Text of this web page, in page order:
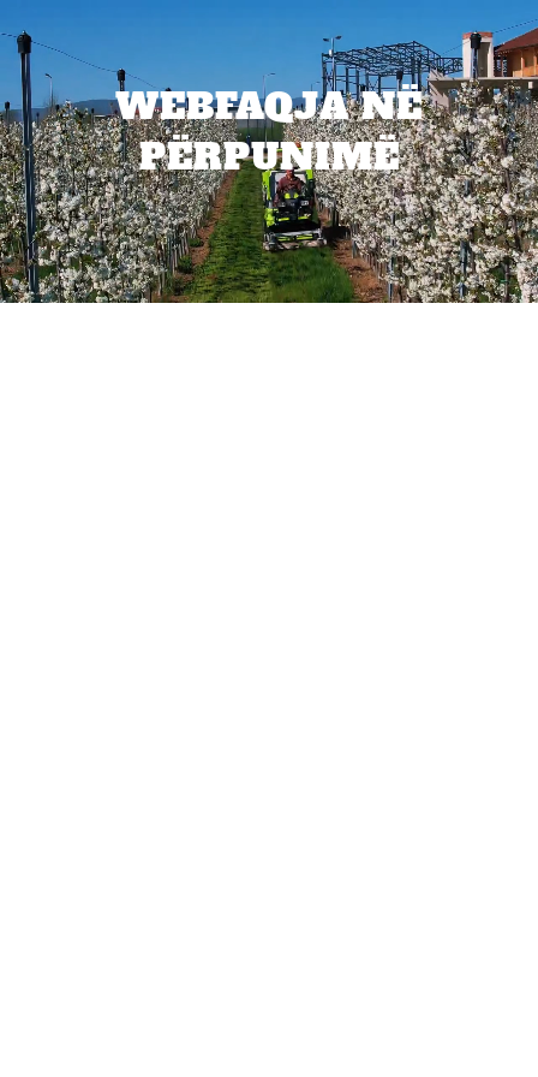
WEBFAQJA NË
PËRPUNIMË